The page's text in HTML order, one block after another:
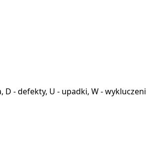
- defekty, U - upadki, W -